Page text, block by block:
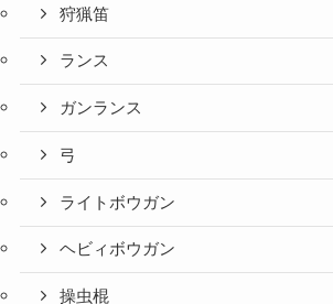
狩猟笛
ランス
ガンランス
弓
ライトボウガン
ヘビィボウガン
操虫棍